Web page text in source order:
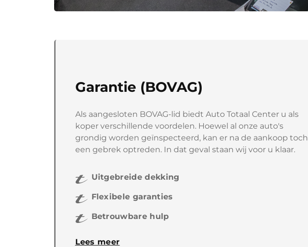
Garantie (BOVAG)
Als aangesloten BOVAG-lid biedt Auto Totaal Center u als
koper verschillende voordelen. Hoewel al onze auto's
grondig worden geïnspecteerd, kan er na de aankoop toch
een gebrek optreden. In dat geval staan wij voor u klaar.
Uitgebreide dekking
Flexibele garanties
Betrouwbare hulp
Lees meer